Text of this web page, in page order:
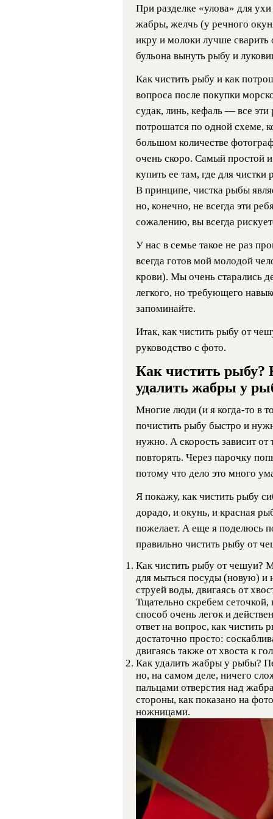
При разделке «улова» для
жабры, желчь (у речного
икру и молоки лучше сварить
бульона вынуть рыбу и
Как чистить рыбу и как
вопроса после покупки
судак, линь, кефаль — все эти
потрошатся по одной схеме,
большом количестве
очень скоро. Самый простой
купить ее там, где для
В принципе, чистка рыбы
но, конечно, не всегда эти
сожалению, вы всегда
У нас в семье такое не раз
всегда готов мой молодой
крови). Мы очень старались
легкого, но требующего
запоминайте.
Итак, как чистить рыбу от
руководство с фото.
Как чистить рыбу?
удалить жабры у
Многие люди (и я когда-то в
почистить рыбу быстро и
нужно. А скорость зависит от
повторять. Через парочку
потому что дело это много
Я покажу, как чистить рыбу
дорадо, и окунь, и красная
пожелает. А еще я поделюсь
правильно чистить рыбу от
Как чистить рыбу от чешуи?
для мыться посуды (новую) и
струей воды, двигаясь от
Тщательно скребем
способ очень легок и
ответ на вопрос, как
достаточно просто:
двигаясь также от хвоста к
Как удалить жабры у рыбы?
но, на самом деле, ничего
пальцами отверстия над
стороны, как показано на
ножницами.